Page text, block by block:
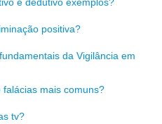
positiva?
da Vigilância em
mais comuns?
tv?